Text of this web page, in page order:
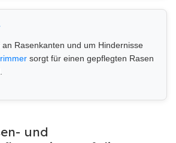
Rasenkanten und um Hindernisse
sorgt für einen gepflegten Rasen
und